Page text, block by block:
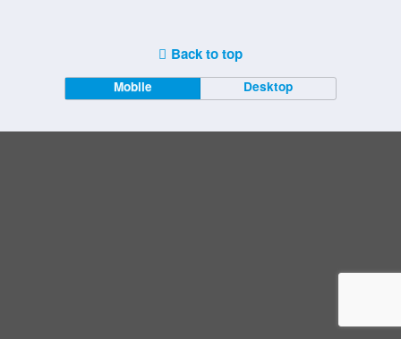
Back to top
Mobile Desktop